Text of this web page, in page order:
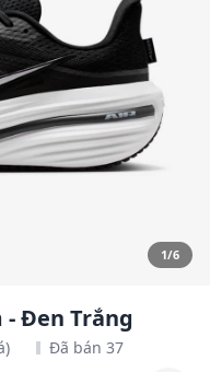
1/6
- Đen Trắng
Đã bán 37